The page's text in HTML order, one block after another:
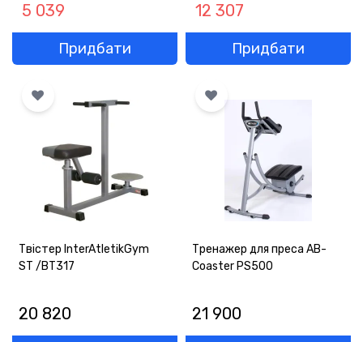
5 039
Придбати
12 307
Придбати
Твістер InterAtletikGym
ST /BT317
20 820
Тренажер для преса АВ-
Coaster PS500
21 900